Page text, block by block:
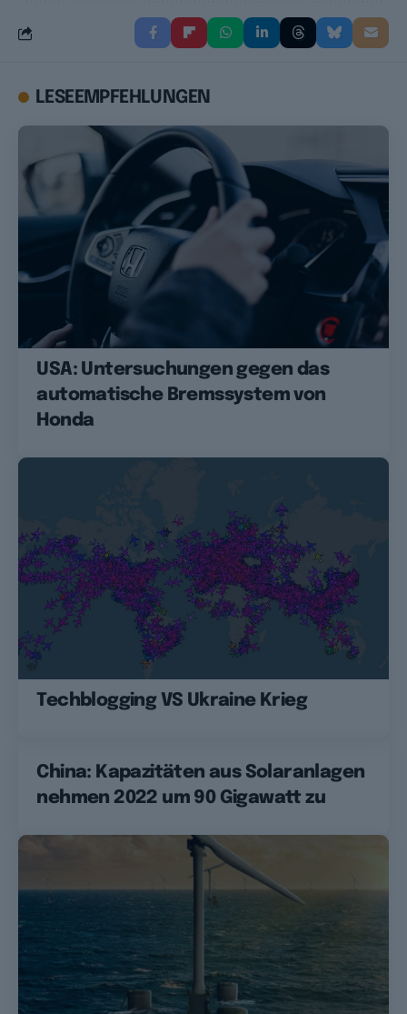
LESEEMPFEHLUNGEN
USA: Untersuchungen gegen das
automatische Bremssystem von
Honda
Techblogging VS Ukraine Krieg
China: Kapazitäten aus Solaranlagen
nehmen 2022 um 90 Gigawatt zu